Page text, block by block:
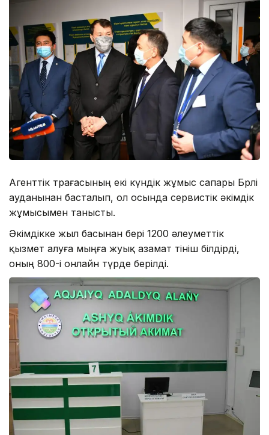
Агенттік төрағасының екі күндік жұмыс сапары Бөрлі
ауданынан басталып, ол осында сервистік әкімдік
жұмысымен танысты.
Әкімдікке жыл басынан бері 1200 әлеуметтік
қызмет алуға мыңға жуық азамат өтініш білдірді,
оның 800-і онлайн түрде берілді.